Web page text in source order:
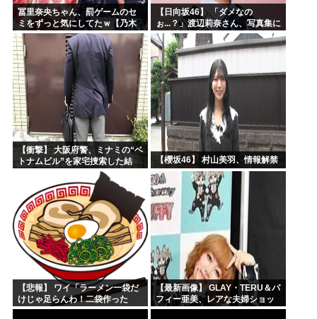
冨里奈央ちゃん、罰ゲームのセ
ミをずっと気にしてたｗ【乃木
坂46】
【日向坂46】 「ダメなの
ぉ...？」渡辺莉奈さん、写真集に
興味津々
【衝撃】 大阪府警、ミナミの“ベ
トナムビル”を家宅捜索した結
【櫻坂46】 村山美羽、情報解禁
【悲報】 ワイ「ラーメン一袋だ
けじゃ足らんわ！二袋作った
ろ！」→結果ｗｗｗ
【最新画像】 GLAY・TERU＆パ
フィー亜美、レアな夫婦ショッ
トを公開してしまう！